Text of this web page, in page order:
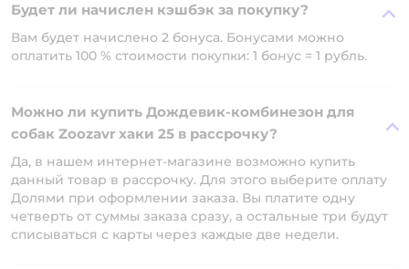
Будет ли начислен кэшбэк за покупку?
Вам будет начислено 2 бонуса. Бонусами можно
оплатить 100 % стоимости покупки: 1 бонус = 1 рубль.
Можно ли купить Дождевик-комбинезон для
собак Zoozavr хаки 25 в рассрочку?
Да, в нашем интернет-магазине возможно купить
данный товар в рассрочку. Для этого выберите оплату
Долями при оформлении заказа. Вы платите одну
четверть от суммы заказа сразу, а остальные три будут
списываться с карты через каждые две недели.